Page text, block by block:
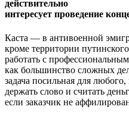
действительно
интересует проведение
Каста — в антивоенной
кроме территории
работать с
как большинство сложных
задача посильная для
держать слово и считать
если заказчик не